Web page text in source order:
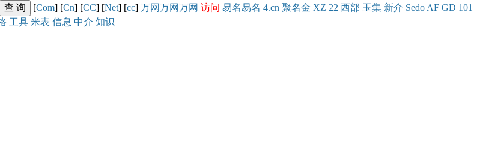
[Com] [Cn] [CC] [Net] [cc] 万网万网万网 访问 易名易名 4.cn 聚名金 XZ 22 西部 玉集 新介 Sedo AF GD 101
工具 米表 信息 中介 知识